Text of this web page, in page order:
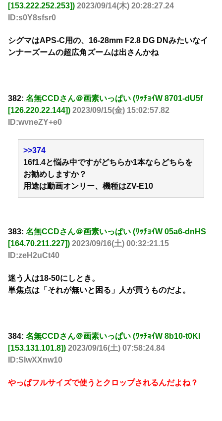
[153.222.252.253]) 2023/09/14(木) 20:28:27.24
ID:s0Y8sfsr0
シグマはAPS-C用の、16-28mm F2.8 DG DNみたいなイ
ンナーズームの超広角ズームは出さんかね
382: 名無CCDさん＠画素いっぱい (ﾜｯﾁｮｲW 8701-dU5f
[126.220.22.144]) 2023/09/15(金) 15:02:57.82
ID:wvneZY+e0
>>374
16f1.4と悩み中ですがどちらか1本ならどちらを
お勧めしますか？
用途は動画オンリー、機種はZV-E10
383: 名無CCDさん＠画素いっぱい (ﾜｯﾁｮｲW 05a6-dnHS
[164.70.211.227]) 2023/09/16(土) 00:32:21.15
ID:zeH2uCt40
迷う人は18-50にしとき。
単焦点は「それが無いと困る」人が買うものだよ。
384: 名無CCDさん＠画素いっぱい (ﾜｯﾁｮｲW 8b10-t0KI
[153.131.101.8]) 2023/09/16(土) 07:58:24.84
ID:SlwXXnw10
やっぱフルサイズで使うとクロップされるんだよね？